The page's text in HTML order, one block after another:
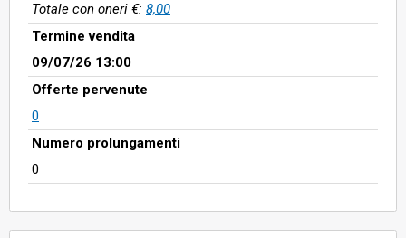
Totale con oneri €: 8,00
Termine vendita
09/07/26 13:00
Offerte pervenute
0
Numero prolungamenti
0